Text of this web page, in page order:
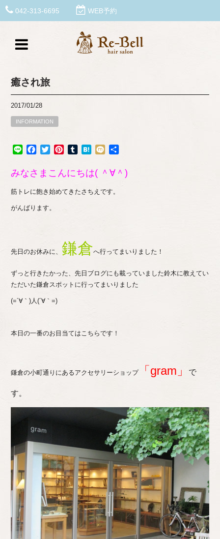
042-313-6695 WEB予約
癒され旅
2017/01/28
INFORMATION
Line Facebook
TwitterPinterestTumblrHatena
Mixi
みなさまこんにちは( ＾∀＾)
筋トレに飽き始めてきたさちえです。
がんばります。
先日のお休みに、 鎌倉へ行ってまいりました！
ずっと行きたかった、先日ブログにも載っていました鈴木に教えてい
ただいた鎌倉スポットに行ってまいりました
(=´∀｀)人(´∀｀=)
本日の一番のお目当てはこちらです！
鎌倉の小町通りにあるアクセサリーショップ「gram」 で
す。